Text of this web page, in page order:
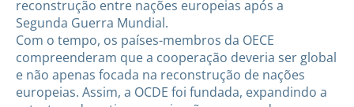
reconstrução entre nações europeias após a
Segunda Guerra Mundial.
Com o tempo, os países-membros da OECE
compreenderam que a cooperação deveria ser global
e não apenas focada na reconstrução de nações
europeias. Assim, a OCDE foi fundada, expandindo a